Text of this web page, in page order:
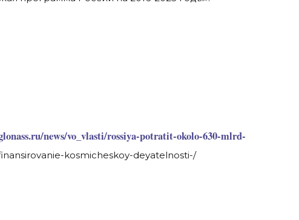
news/vo_vlasti/rossiya-potratit-okolo-630-mlrd-
kosmicheskoy-deyatelnosti-/